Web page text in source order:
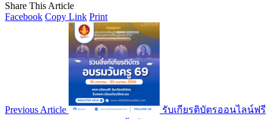
Share This Article
Facebook Copy Link Print
Previous Article
รับเกียรติบัตรออนไลน์ฟรี